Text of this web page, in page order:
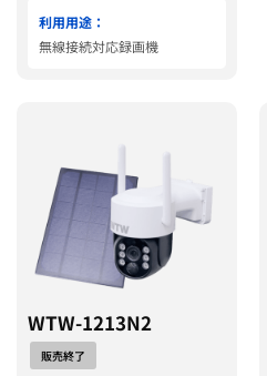
利用用途：
無線接続対応録画機
WTW-1213N2
販売終了